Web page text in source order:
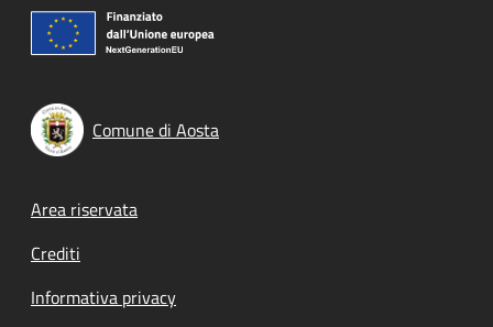
Comune di Aosta
Footer menu
Area riservata
Crediti
Informativa privacy